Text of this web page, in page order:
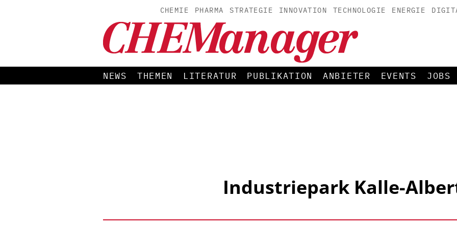
CHEMIE PHARMA STRATEGIE INNOVATION TECHNOLOGIE ENERGIE
NEWS THEMEN LITERATUR PUBLIKATION ANBIETER EVENTS JOBS
Industriepark Kalle-